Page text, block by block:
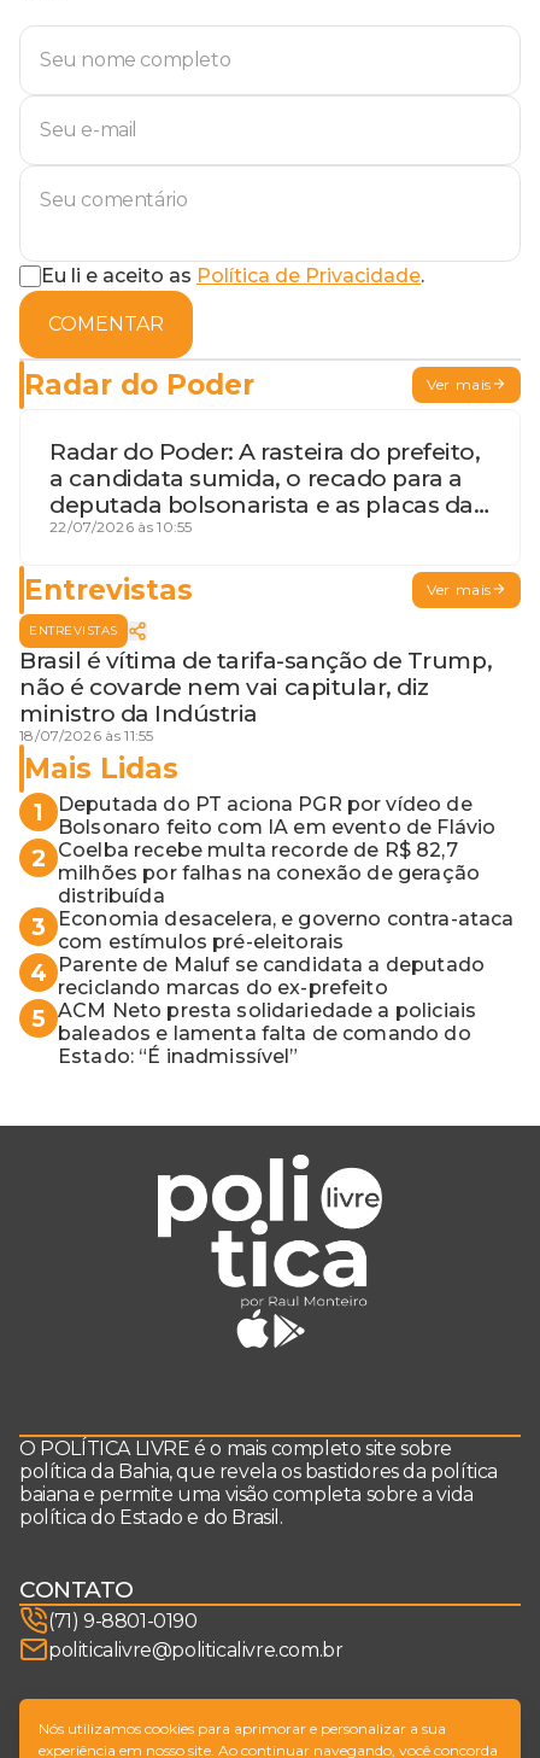
Eu li e aceito as Política de Privacidade.
COMENTAR
Radar do Poder Ver mais
Radar do Poder: A rasteira do prefeito,
a candidata sumida, o recado para a
deputada bolsonarista e as placas da
discórdia
22/07/2026 às 10:55
Entrevistas Ver mais
ENTREVISTAS
Brasil é vítima de tarifa-sanção de Trump,
não é covarde nem vai capitular, diz
ministro da Indústria
18/07/2026 às 11:55
Mais Lidas
1
Deputada do PT aciona PGR por vídeo de
Bolsonaro feito com IA em evento de Flávio
2
Coelba recebe multa recorde de R$ 82,7
milhões por falhas na conexão de geração
distribuída
3
Economia desacelera, e governo contra-ataca
com estímulos pré-eleitorais
4
Parente de Maluf se candidata a deputado
reciclando marcas do ex-prefeito
5 ACM Neto presta solidariedade a policiais
baleados e lamenta falta de comando do
Estado: “É inadmissível”
O POLÍTICA LIVRE é o mais completo site sobre
política da Bahia, que revela os bastidores da política
baiana e permite uma visão completa sobre a vida
política do Estado e do Brasil.
CONTATO
(71) 9-8801-0190
politicalivre@politicalivre.com.br
SIGA-NOS
Nós utilizamos cookies para aprimorar e personalizar a sua
experiência em nosso site. Ao continuar navegando, você concorda